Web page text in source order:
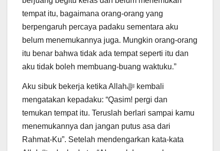
tempat itu, bagaimana orang-orang yang
berpengaruh percaya padaku sementara aku
belum menemukannya juga. Mungkin orang-orang
itu benar bahwa tidak ada tempat seperti itu dan
aku tidak boleh membuang-buang waktuku.”
Aku sibuk bekerja ketika Allahﷻ kembali
mengatakan kepadaku: “Qasim! pergi dan
temukan tempat itu. Teruslah berlari sampai kamu
menemukannya dan jangan putus asa dari
Rahmat-Ku”. Setelah mendengarkan kata-kata